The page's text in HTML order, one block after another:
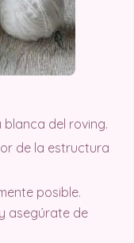
del roving.
de la estructura
posible.
asegúrate de